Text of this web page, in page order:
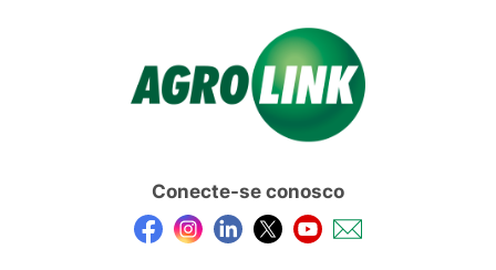
Conecte-se conosco